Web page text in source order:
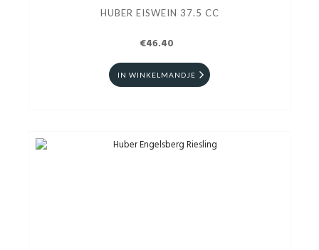
HUBER EISWEIN 37.5 CC
€46.40
IN WINKELMANDJE